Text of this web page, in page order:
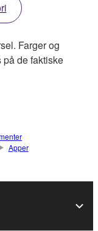
Farger og
på de faktiske
Apper